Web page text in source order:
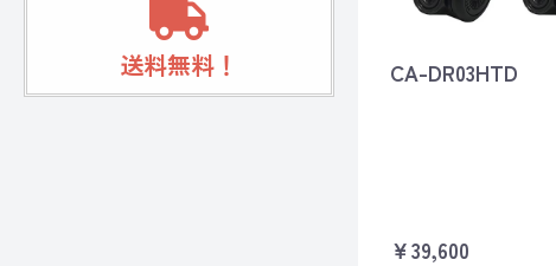
CA-DR03HTD
￥39,600
送料無料！